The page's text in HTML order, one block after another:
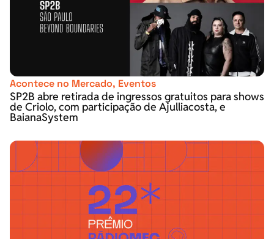
Acontece no Mercado, Eventos
SP2B abre retirada de ingressos gratuitos para shows
de Criolo, com participação de Ajulliacosta, e
BaianaSystem